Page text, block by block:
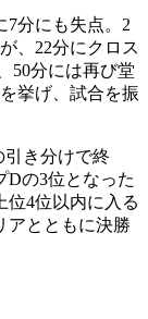
7分にも失点。2
、22分にクロス
50分には再び堂
挙げ、試合を振
引き分けで終
Dの3位となった
位4位以内に入る
アとともに決勝